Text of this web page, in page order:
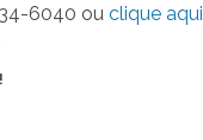
6040 ou clique aqui